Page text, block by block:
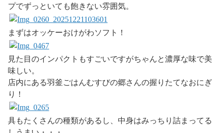
プでずっといても飽きない雰囲気。
まずはオッケーおけがわソフト！
見た目のインパクトもすごいですがちゃんと濃厚な味で美
味しい。
店内にある羽釜ごはんむすびの郷さんの握りたてなおにぎ
り！
具もたくさんの種類があるし、中身はみっちり詰まってる